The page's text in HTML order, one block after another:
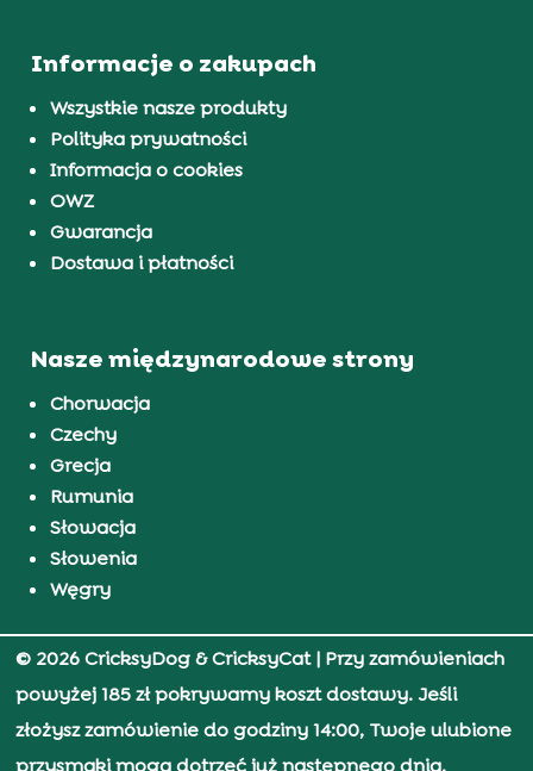
Informacje o zakupach
Wszystkie nasze produkty
Polityka prywatności
Informacja o cookies
OWZ
Gwarancja
Dostawa i płatności
Nasze międzynarodowe strony
Chorwacja
Czechy
Grecja
Rumunia
Słowacja
Słowenia
Węgry
© 2026 CricksyDog & CricksyCat| Przy zamówieniach
powyżej 185 zł pokrywamy koszt dostawy. Jeśli
złożysz zamówienie do godziny 14:00, Twoje ulubione
przysmaki mogą dotrzeć już następnego dnia.